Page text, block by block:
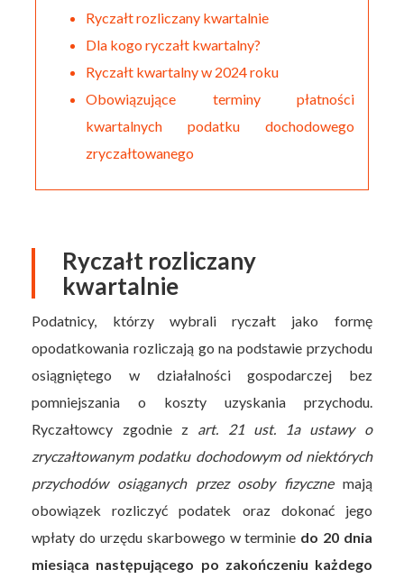
Ryczałt rozliczany kwartalnie
Dla kogo ryczałt kwartalny?
Ryczałt kwartalny w 2024 roku
Obowiązujące terminy płatności
kwartalnych podatku dochodowego
zryczałtowanego
Ryczałt rozliczany
kwartalnie
Podatnicy, którzy wybrali ryczałt jako formę
opodatkowania rozliczają go na podstawie przychodu
osiągniętego w działalności gospodarczej bez
pomniejszania o koszty uzyskania przychodu.
Ryczałtowcy zgodnie z art. 21 ust. 1a ustawy o
zryczałtowanym podatku dochodowym od niektórych
przychodów osiąganych przez osoby fizycznemają
obowiązek rozliczyć podatek oraz dokonać jego
wpłaty do urzędu skarbowego w terminie do 20 dnia
miesiąca następującego po zakończeniu każdego